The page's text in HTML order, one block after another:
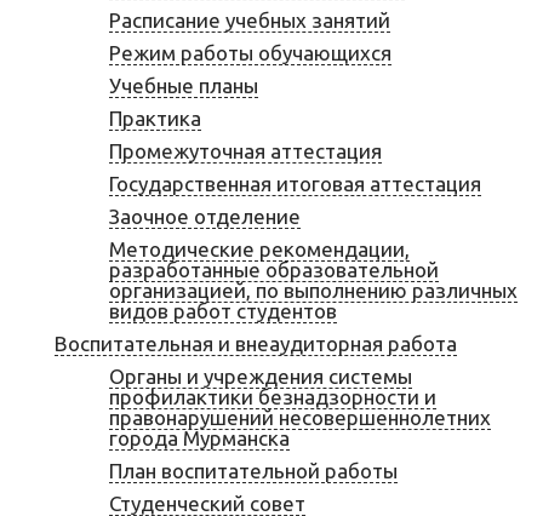
Расписание учебных занятий
Режим работы обучающихся
Учебные планы
Практика
Промежуточная аттестация
Государственная итоговая аттестация
Заочное отделение
Методические рекомендации,
разработанные образовательной
организацией, по выполнению различных
видов работ студентов
Воспитательная и внеаудиторная работа
Органы и учреждения системы
профилактики безнадзорности и
правонарушений несовершеннолетних
города Мурманска
План воспитательной работы
Студенческий совет